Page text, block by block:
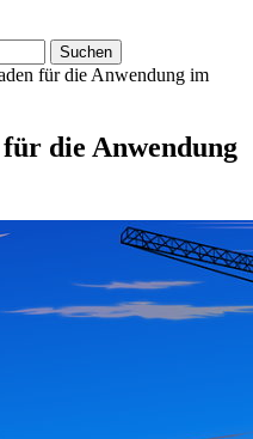
für die Anwendung im
die Anwendung